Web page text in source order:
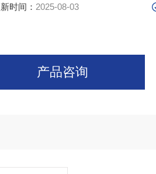
时间： 2025-08-03
产品咨询